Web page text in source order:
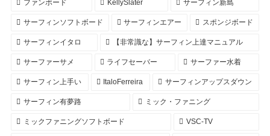
ファンボード KellySlater サーフィン新島
サーフィンソフトボード サーフィンエアー スポンジボード
サーフィンイタロ 【非常識な】サーフィン上達マニュアル
サーファーサメ ライフセーバー サーファー水着
サーフィン上手い ItaloFerreira サーフィンアップスダウン
サーフィン有夢路 ミック・ファニング
ミックファニングソフトボード VSC-TV